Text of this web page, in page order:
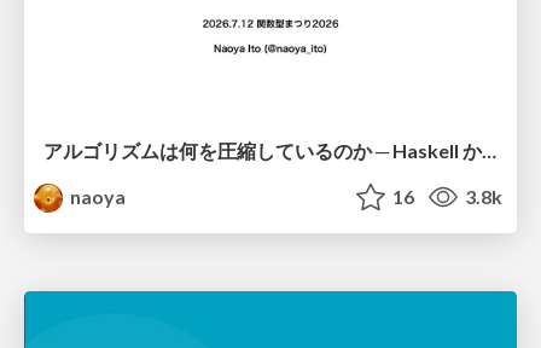
アルゴリズムは何を圧縮しているのか ─ Haskell から育った「圧縮代数」というメンタルモデル
naoya
16 3.8k